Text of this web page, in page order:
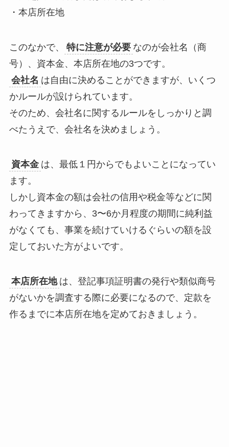
・本店所在地
このなかで、 特に注意が必要 なのが会社名（商
号）、資本金、本店所在地の3つです。
会社名 は自由に決めることができますが、いくつ
かルールが設けられています。
そのため、会社名に関するルールをしっかりと調
べたうえで、会社名を決めましょう。
資本金 は、最低１円からでもよいことになってい
ます。
しかし資本金の額は会社の信用や税金等などに関
わってきますから、3〜6か月程度の期間に純利益
がなくても、事業を続けていけるぐらいの額を設
定しておいた方がよいです。
本店所在地 は、登記事項証明書の発行や類似商号
がないかを調査する際に必要になるので、定款を
作るまでに本店所在地を定めておきましょう。